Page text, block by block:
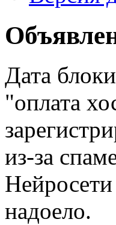
Дата
"оплата
из-за
надоело.